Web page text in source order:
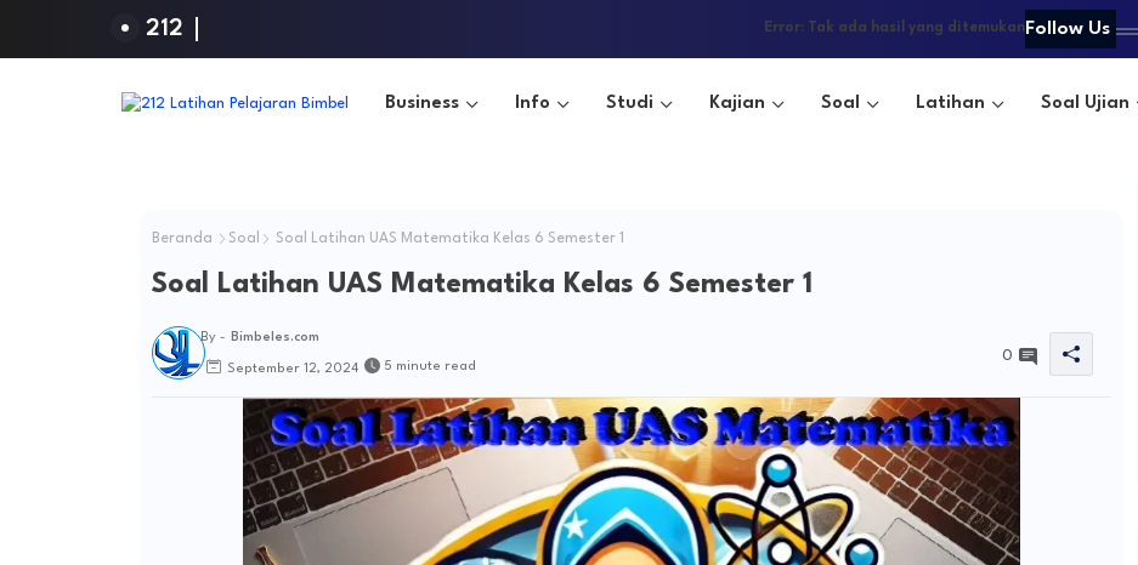
212 Error: Tak ada hasil yang ditemukan Follow Us
Business Info Studi Kajian Soal Latihan Soal Ujian
Beranda Soal Soal Latihan UAS Matematika Kelas 6 Semester 1
Soal Latihan UAS Matematika Kelas 6 Semester 1
By - Bimbeles.com
September 12, 2024 5 minute read
0